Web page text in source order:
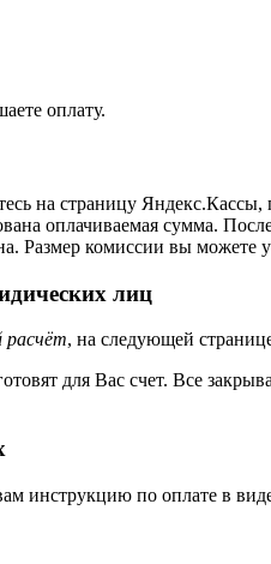
оплату.
на страницу
оплачиваемая сумма.
Размер комиссии вы можете
лиц
расчёт, на следующей
для Вас счет. Все
инструкцию по оплате в